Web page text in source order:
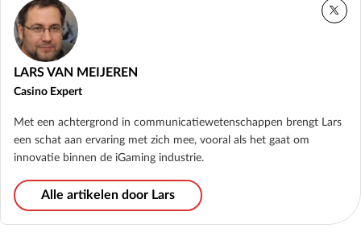
LARS VAN MEIJEREN
Casino Expert
Met een achtergrond in communicatiewetenschappen brengt Lars
een schat aan ervaring met zich mee, vooral als het gaat om
innovatie binnen de iGaming industrie.
Alle artikelen door Lars